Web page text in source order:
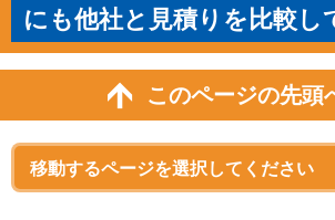
にも他社と見積りを比較し
このページの先頭